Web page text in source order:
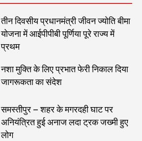
तीन दिवसीय प्रधानमंत्री जीवन ज्योति बीमा
योजना में आईपीपीबी पूर्णिया पूरे राज्य में
प्रथम
नशा मुक्ति के लिए प्रभात फेरी निकाल दिया
जागरूकता का संदेश
समस्तीपुर – शहर के मगरदही घाट पर
अनियंत्रित हुई अनाज लदा ट्रक जख्मी हुए
लोग